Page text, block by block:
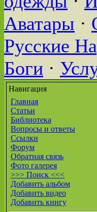
Аватары ·
Русские
Боги ·
Навигация
Главная
Статьи
Библиотека
Вопросы и ответы
Ссылки
Форум
Обратная связь
Фото галерея
>>> Поиск <<<
Добавить альбом
Добавить видео
Добавить книгу